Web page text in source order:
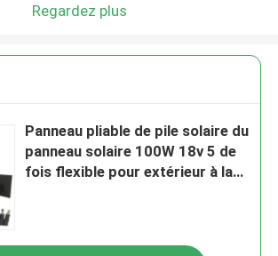
Regardez plus
Panneau pliable de pile solaire du
panneau solaire 100W 18v 5 de
fois flexible pour extérieur à la